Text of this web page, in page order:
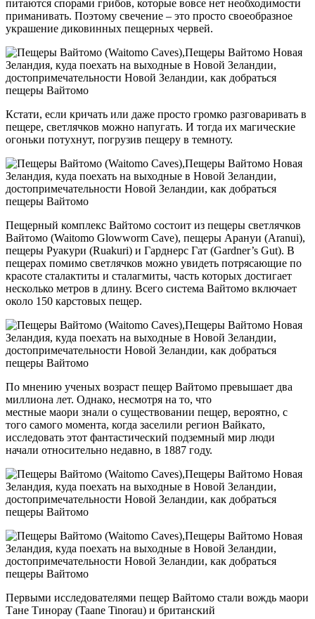
питаются спорами грибов, которые вовсе нет необходимости
приманивать. Поэтому свечение – это просто своеобразное
украшение диковинных пещерных червей.
Кстати, если кричать или даже просто громко разговаривать в
пещере, светлячков можно напугать. И тогда их магические
огоньки потухнут, погрузив пещеру в темноту.
Пещерный комплекс Вайтомо состоит из пещеры светлячков
Вайтомо (Waitomo Glowworm Cave), пещеры Арануи (Aranui),
пещеры Руакури (Ruakuri) и Гарднерс Гат (Gardner’s Gut). В
пещерах помимо светлячков можно увидеть потрясающие по
красоте сталактиты и сталагмиты, часть которых достигает
несколько метров в длину. Всего система Вайтомо включает
около 150 карстовых пещер.
По мнению ученых возраст пещер Вайтомо превышает два
миллиона лет. Однако, несмотря на то, что
местные маори знали о существовании пещер, вероятно, с
того самого момента, когда заселили регион Вайкато,
исследовать этот фантастический подземный мир люди
начали относительно недавно, в 1887 году.
Первыми исследователями пещер Вайтомо стали вождь маори
Тане Тинорау (Taane Tinorau) и британский